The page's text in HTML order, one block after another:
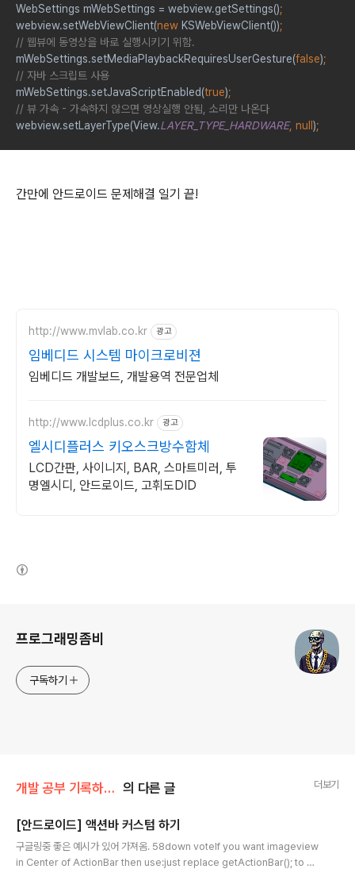
WebSettings mWebSettings = webview.getSettings();
webview.setWebViewClient(new KSWebViewClient());
// 웹뷰에 동영상을 바로 실행시키기 위함.
mWebSettings.setMediaPlaybackRequiresUserGesture(false);
// 자바 스크립트 사용
mWebSettings.setJavaScriptEnabled(true);
// 뷰 가속 - 가속하지 않으면 영상실행 안됨, 소리만 나온다
webview.setLayerType(View.LAYER_TYPE_HARDWARE, null );
간만에 안드로이드 문제해결 일기 끝!
http://www.mvlab.co.kr 광고
임베디드 시스템 마이크로비젼
임베디드 개발보드, 개발용역 전문업체
http://www.lcdplus.co.kr 광고
엘시디플러스 키오스크방수함체
LCD간판, 사이니지, BAR, 스마트미러, 투
명엘시디, 안드로이드, 고휘도DID
프로그래밍좀비
구독하기
개발 공부 기록하기/- Android 의 다른 글 더보기
[안드로이드] 액션바 커스텀 하기
구글링중 좋은 예시가 있어 가져옴. 58down voteIf you want imageview
in Center of ActionBar then use:just replace getActionBar(); to ge